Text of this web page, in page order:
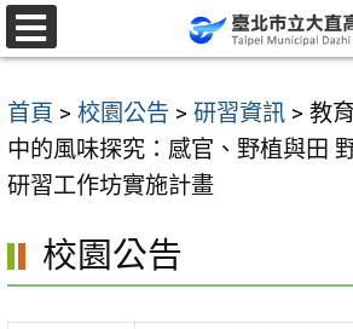
跳
至
要
內
容
首頁 > 校園公告 > 研習資訊 > 教
中的風味探究：感官、野植與田
研習工作坊實施計畫
校園公告
選
單